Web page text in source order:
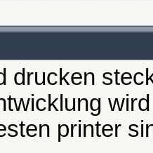
drucken
printer